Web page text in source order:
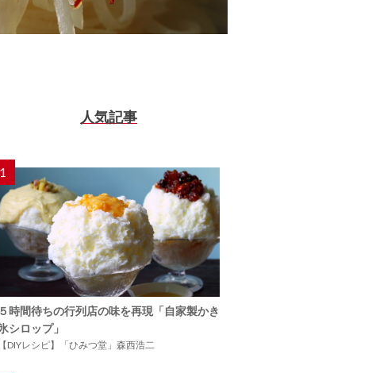
人気記事
1
５時間待ちの行列店の味を再現「自家製かき
シロップ」
【DIYレシピ】「ひみつ堂」森西浩二